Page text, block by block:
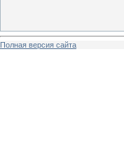
Полная версия сайта